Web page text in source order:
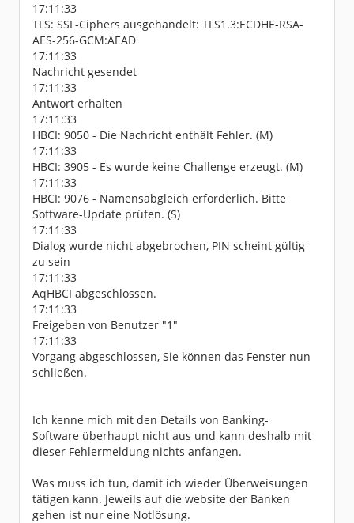
17:11:33
TLS: SSL-Ciphers ausgehandelt: TLS1.3:ECDHE-RSA-
AES-256-GCM:AEAD
17:11:33
Nachricht gesendet
17:11:33
Antwort erhalten
17:11:33
HBCI: 9050 - Die Nachricht enthält Fehler. (M)
17:11:33
HBCI: 3905 - Es wurde keine Challenge erzeugt. (M)
17:11:33
HBCI: 9076 - Namensabgleich erforderlich. Bitte
Software-Update prüfen. (S)
17:11:33
Dialog wurde nicht abgebrochen, PIN scheint gültig
zu sein
17:11:33
AqHBCI abgeschlossen.
17:11:33
Freigeben von Benutzer "1"
17:11:33
Vorgang abgeschlossen, Sie können das Fenster nun
schließen.
Ich kenne mich mit den Details von Banking-
Software überhaupt nicht aus und kann deshalb mit
dieser Fehlermeldung nichts anfangen.
Was muss ich tun, damit ich wieder Überweisungen
tätigen kann. Jeweils auf die website der Banken
gehen ist nur eine Notlösung.